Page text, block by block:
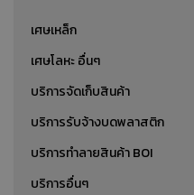
เศษเหล็ก
เศษโลหะ อื่นๆ
บริการจัดเก็บสินค้า
บริการรับจ้างบดพลาสติก
บริการทำลายสินค้า BOI
บริการอื่นๆ